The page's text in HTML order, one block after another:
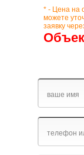
* - Цена на
можете
заявку